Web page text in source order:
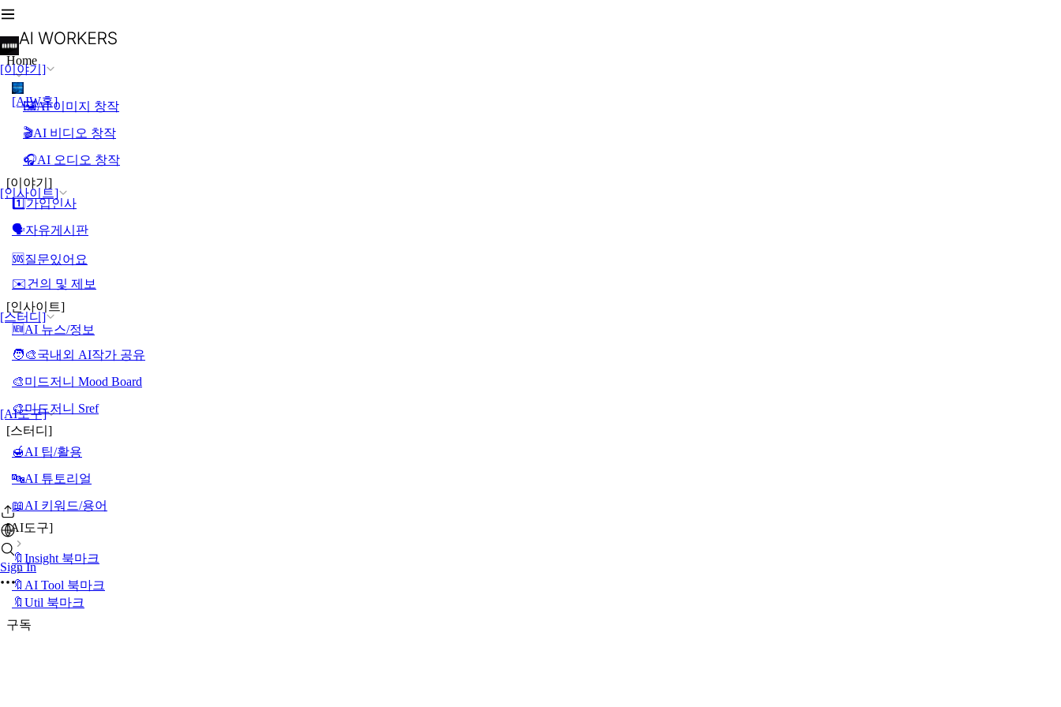
[이야기]
[인사이트]
[스터디]
[AI도구]
Sign In
Home
[AIW홈]
🖼️AI 이미지 창작
🎬AI 비디오 창작
🎧AI 오디오 창작
[이야기]
1️⃣가입인사
🗣️자유게시판
🆘질문있어요
✉️건의 및 제보
[인사이트]
🆕AI 뉴스/정보
🧑‍🎨국내외 AI작가 공유
🎨미드저니 Mood Board
🎨미드저니 Sref
[스터디]
🍯AI 팁/활용
🔤AI 튜토리얼
📖AI 키워드/용어
[AI도구]
🔖Insight 북마크
🔖AI Tool 북마크
🔖Util 북마크
구독